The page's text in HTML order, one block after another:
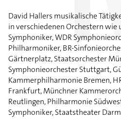
David Hallers musikalische
in verschiedenen Orchestern wie
Symphoniker, WDR
Philharmoniker, BR-
Gärtnerplatz, Staatsorchester
Symphonieorchester Stuttgart,
Kammerphilharmonie Bremen,
Frankfurt, Münchner
Reutlingen, Philharmonie
Symphoniker, Staatstheater